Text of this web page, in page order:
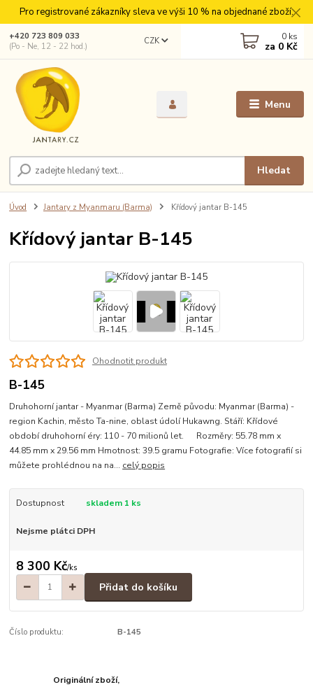
Pro registrované zákazníky sleva ve výši 10 % na objednané zboží.
Menu
CZK
Hledat
+420 723 809 033
(Po - Ne, 12 - 22 hod.)
0 ks
za 0 Kč
Úvod Jantary z Myanmaru (Barma) Křídový jantar B-145
Křídový jantar B-145
Ohodnotit produkt
B-145
Druhohorní jantar - Myanmar (Barma) Země původu: Myanmar (Barma) -
region Kachin, město Ta-nine, oblast údolí Hukawng. Stáří: Křídové
období druhohorní éry: 110 - 70 milionů let. Rozměry: 55.78 mm x
44.85 mm x 29.56 mm Hmotnost: 39.5 gramu Fotografie: Více fotografií si
můžete prohlédnou na na... celý popis
Dostupnost skladem 1 ks
Nejsme plátci DPH
8 300 Kč/ks
Přidat do košíku
Číslo produktu: B-145
Originální zboží,